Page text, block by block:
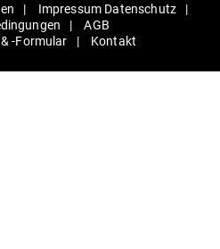
Impressum Daten­schutz
AGB
‑For­mular
Kontakt